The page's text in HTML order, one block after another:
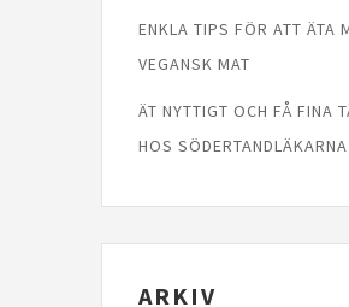
ENKLA TIPS FÖR ATT ÄTA
VEGANSK MAT
ÄT NYTTIGT OCH FÅ FINA
HOS SÖDERTANDLÄKARNA
ARKIV